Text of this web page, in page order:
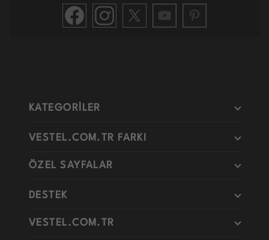
KATEGORİLER
VESTEL.COM.TR FARKI
ÖZEL SAYFALAR
DESTEK
VESTEL.COM.TR